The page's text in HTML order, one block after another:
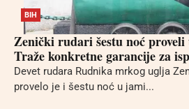
BIH
Zenički rudari šestu noć
Traže konkretne garancije za
Devet rudara Rudnika mrkog uglja
provelo je i šestu noć u jami...